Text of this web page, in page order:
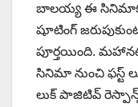
బాలయ్య ఈ సినిమాకు
షూటింగ్
పూర్తయింది.
సినిమా నుంచి ఫస్ట్
లుక్ పాజిటివ్